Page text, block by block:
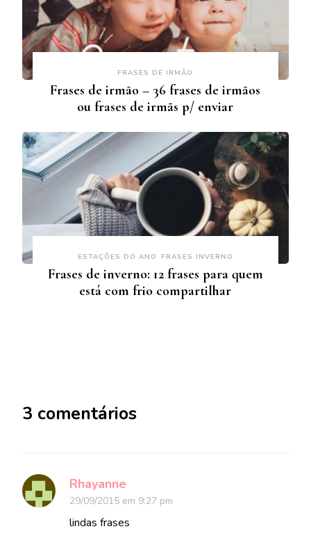
FRASES DE IRMÃO
Frases de irmão – 36 frases de irmãos
ou frases de irmãs p/ enviar
ESTAÇÕES DO ANO FRASES INVERNO
Frases de inverno: 12 frases para quem
está com frio compartilhar
3 comentários
Rhayanne
29/09/2015 em 9:27 pm
lindas frases